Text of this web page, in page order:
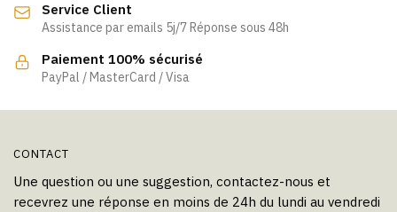
sur
la
page
du
Service Client
Assistance par emails 5j/7 Réponse sous 48h
Paiement 100% sécurisé
PayPal / MasterCard / Visa
CONTACT
Une question ou une suggestion, contactez-nous et
recevrez une réponse en moins de 24h du lundi au vendredi